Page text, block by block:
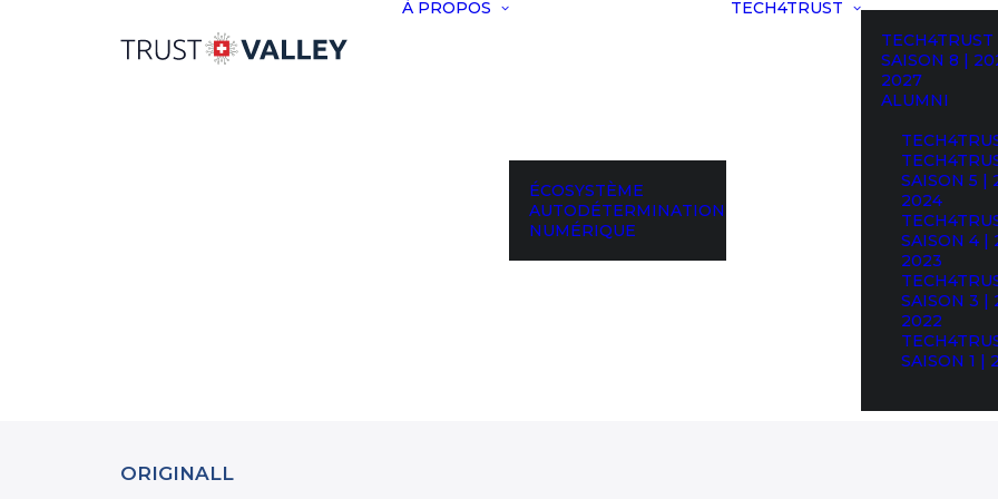
À PROPOS
ÉCOSYSTÈME
AUTODÉTERMINATION
NUMÉRIQUE
TECH4TRUST
TECH4TRUST
SAISON 8 |
2027
ALUMNI
SAISON 5 |
2024
SAISON 4 |
2023
SAISON 3 |
2022
SAISON 1 |
ORIGINALL